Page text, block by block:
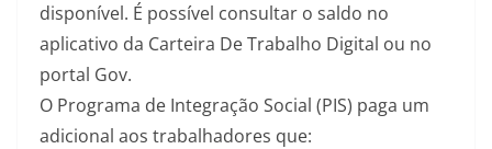
disponível. É possível consultar o saldo no
aplicativo da Carteira De Trabalho Digital ou no
portal Gov.
O Programa de Integração Social (PIS) paga um
adicional aos trabalhadores que: